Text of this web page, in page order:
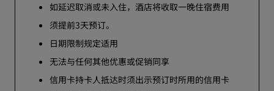
如延迟取消或未入住，酒店将收取一晚住宿费用
须提前3天预订。
日期限制规定适用
无法与任何其他优惠或促销同享
信用卡持卡人抵达时须出示预订时所用的信用卡